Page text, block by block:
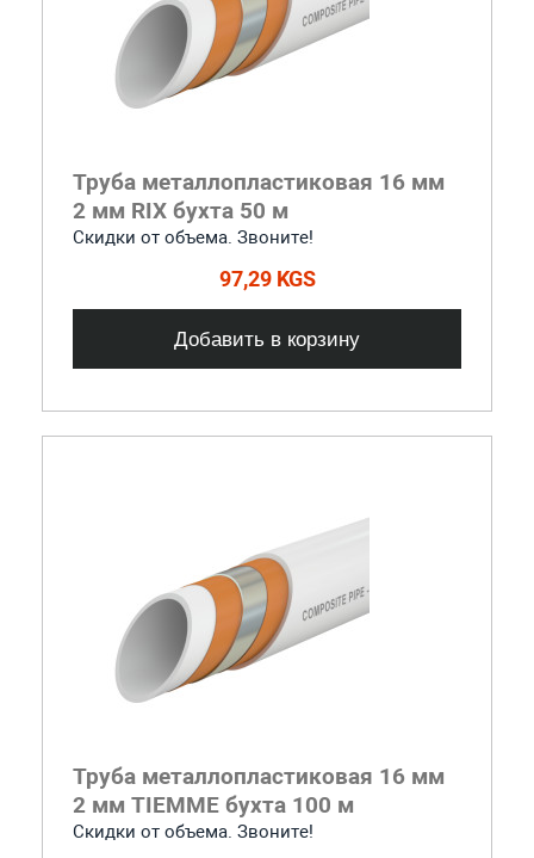
Труба металлопластиковая 16 мм
2 мм RIX бухта 50 м
Скидки от объема. Звоните!
97,29 KGS
Добавить в корзину
Труба металлопластиковая 16 мм
2 мм TIEMME бухта 100 м
Скидки от объема. Звоните!